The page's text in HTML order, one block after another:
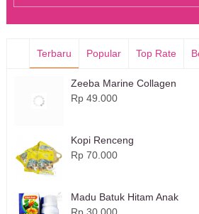
Terbaru Popular Top Rate
Zeeba Marine Collagen
Rp 49.000
Kopi Renceng
Rp 70.000
Madu Batuk Hitam Anak
Rp 30.000